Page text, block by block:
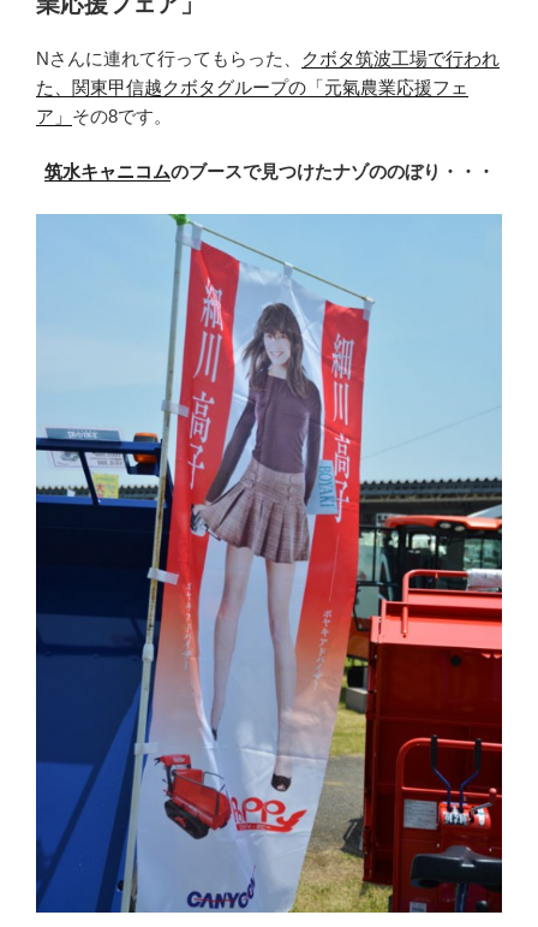
Nさんに連れて行ってもらった、
クボタ筑波工場で行われ
た、関東甲信越クボタグループの「元氣農業応援フェ
ア」 その8です。
筑水キャニコムのブースで見つけたナゾののぼり・・・